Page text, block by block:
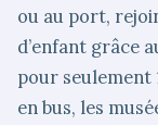
ou au port,
d’enfant grâce
pour seulement
en bus, les